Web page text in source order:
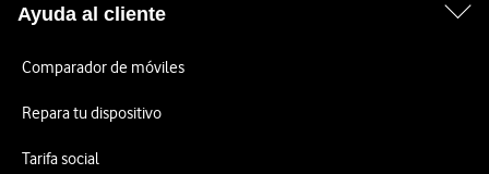
Ayuda al cliente
Comparador de móviles
Repara tu dispositivo
Tarifa social